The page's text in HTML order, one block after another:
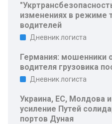
изменениях в режиме
водителей
Дневник логиста
Германия: мошенники
водителя грузовика
Дневник логиста
Украина, ЕС, Молдова
усиление Путей
портов Дуная